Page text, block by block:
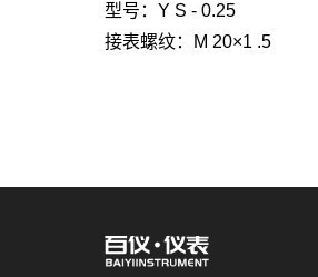
型号：Y S - 0.25
接表螺纹：M 20×1 .5